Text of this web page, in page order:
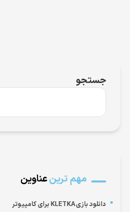
جستجو
مهم ترینعناوین
دانلود بازی KLETKA برای کامپیوتر